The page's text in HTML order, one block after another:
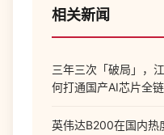
相关新闻
三年三次「破局」，
何打通国产AI芯片全链
英伟达B200在国内热